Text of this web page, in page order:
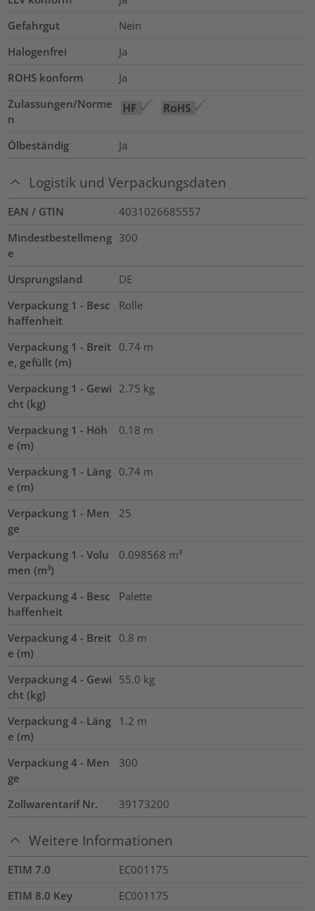
Gefahrgut
Nein
Halogenfrei
Ja
ROHS konform
Ja
Zulassungen/Norme
n
Ölbeständig
Ja
Logistik und Verpackungsdaten
EAN / GTIN
4031026685557
Mindestbestellmeng
e
300
Ursprungsland
DE
Verpackung 1 - Besc
haffenheit
Rolle
Verpackung 1 - Breit
e, gefüllt (m)
0.74 m
Verpackung 1 - Gewi
cht (kg)
2.75 kg
Verpackung 1 - Höh
e (m)
0.18 m
Verpackung 1 - Läng
e (m)
0.74 m
Verpackung 1 - Men
ge
25
Verpackung 1 - Volu
men (m³)
0.098568 m³
Verpackung 4 - Besc
haffenheit
Palette
Verpackung 4 - Breit
e (m)
0.8 m
Verpackung 4 - Gewi
cht (kg)
55.0 kg
Verpackung 4 - Läng
e (m)
1.2 m
Verpackung 4 - Men
ge
300
Zollwarentarif Nr. 39173200
Weitere Informationen
ETIM 7.0
EC001175
ETIM 8.0 Key
EC001175